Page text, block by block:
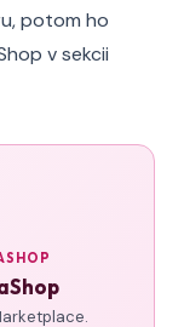
potom ho
v sekcii